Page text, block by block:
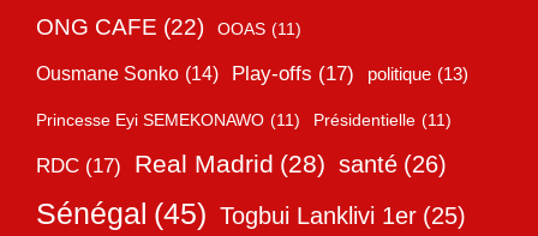
ONG CAFE (22) OOAS (11)
Ousmane Sonko (14) Play-offs (17) politique (13)
Princesse Eyi SEMEKONAWO (11) Présidentielle (11)
RDC (17) Real Madrid (28) santé (26)
Sénégal (45) Togbui Lanklivi 1er (25)